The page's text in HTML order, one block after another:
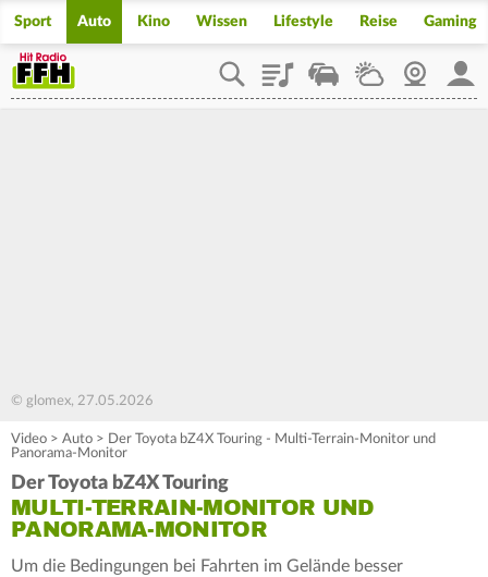
Sport Auto Kino Wissen Lifestyle Reise Gaming
PlaylistStaupilotWetterWebcam
© glomex, 27.05.2026
Video > Auto > Der Toyota bZ4X Touring - Multi-Terrain-Monitor und
Panorama-Monitor
Der Toyota bZ4X Touring
MULTI-TERRAIN-MONITOR UND
PANORAMA-MONITOR
Um die Bedingungen bei Fahrten im Gelände besser